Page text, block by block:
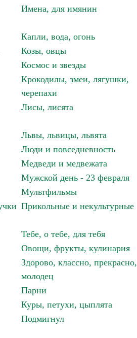
Имена, для имянин
Капли, вода, огонь
Козы, овцы
Космос и звезды
Крокодилы, змеи, лягушки,
черепахи
Лисы, лисята
Львы, львицы, львята
Люди и повседневность
Медведи и медвежата
Мужской день - 23 февраля
Мультфильмы
Прикольные и некультурные
Тебе, о тебе, для тебя
Овощи, фрукты, кулинария
Здорово, классно, прекрасно,
молодец
Парни
Куры, петухи, цыплята
Подмигнул